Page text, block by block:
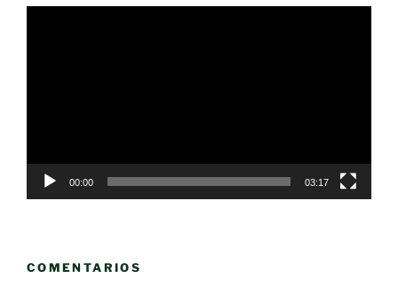
00:00 03:17
COMENTARIOS